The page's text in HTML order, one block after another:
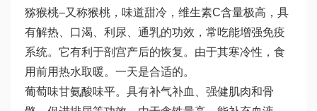
猕猴桃–又称猴桃，味道甜冷，维生素C含量极高，具
有解热、口渴、利尿、通乳的功效，常吃能增强免疫
系统。它有利于剖宫产后的恢复。由于其寒冷性，食
用前用热水取暖。一天是合适的。
葡萄味甘氨酸味平。具有补气补血、强健肌肉和骨